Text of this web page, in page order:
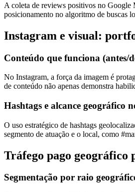
A coleta de reviews positivos no Google
posicionamento no algoritmo de buscas
Instagram e visual:
Conteúdo que funciona (antes/
No Instagram, a força da imagem é
de conteúdo não apenas demonstra
Hashtags e alcance geográfico
O uso estratégico de hashtags
segmento de atuação e o local, como
Tráfego pago geográfico
Segmentação por raio